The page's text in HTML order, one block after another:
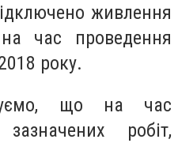
живлення
час проведення
року.
що на час
робіт,